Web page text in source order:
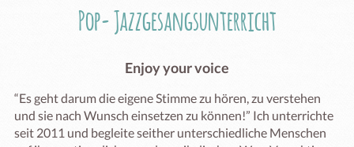
Pop- Jazzgesangsunterricht
Enjoy your voice
“Es geht darum die eigene Stimme zu hören, zu verstehen
und sie nach Wunsch einsetzen zu können!” Ich unterrichte
seit 2011 und begleite seither unterschiedliche Menschen